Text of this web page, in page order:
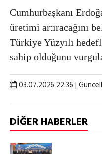
Cumhurbaşkanı
üretimi artıracağını
Türkiye Yüzyılı
sahip olduğunu
03.07.2026 22:36 |
DİĞER HABERLER